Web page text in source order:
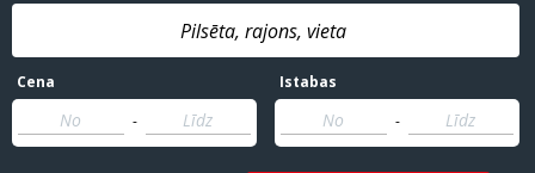
Cena
-
Istabas
-